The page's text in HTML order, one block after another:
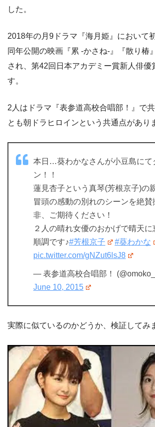
した。
2018年の月9ドラマ『海月姫』において
同年公開の映画『累 -かさね-』『散り椿
され、第42回日本アカデミー賞新人俳優
す。
2人はドラマ『表参道高校合唱部！』で
とも朝ドラヒロインという共通点があり
本日…葵わかなさんが小豆島にて
ン！！
蓮見杏子という真琴(芳根京子)の
冒頭の感動の別れのシーンを絶賛
非、ご期待ください！
２人の晴れ女優のおかげで晴天
順調です♪#芳根京子
#葵わかな
pic.twitter.com/gNZut6lsJ8
— 表参道高校合唱部！
June 10, 2015
実際に似ているのかどうか、検証してみ